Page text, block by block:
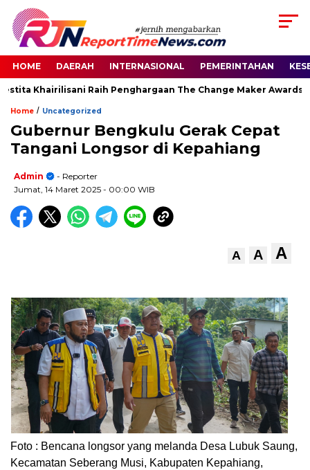
HOME DAERAH INTERNASIONAL PEMERINTAHAN
Khairilisani Raih Penghargaan The Change Maker Awards
Home / Uncategorized
Gubernur Bengkulu Gerak Cepat
Tangani Longsor di Kepahiang
Admin
- Reporter
Jumat, 14 Maret 2025 - 00:00 WIB
A A A
Foto : Bencana longsor yang melanda Desa Lubuk Saung,
Kecamatan Seberang Musi, Kabupaten Kepahiang,